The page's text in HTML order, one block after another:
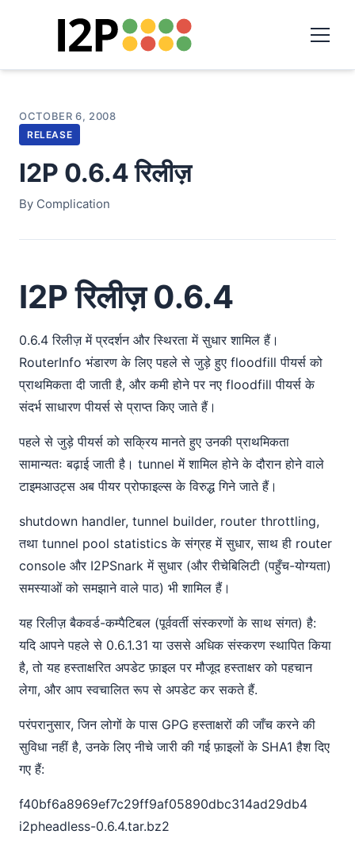
OCTOBER 6, 2008
RELEASE
I2P 0.6.4 रिलीज़
By Complication
I2P रिलीज़ 0.6.4
0.6.4 रिलीज़ में प्रदर्शन और स्थिरता में सुधार शामिल हैं।
RouterInfo भंडारण के लिए पहले से जुड़े हुए floodfill पीयर्स को
प्राथमिकता दी जाती है, और कमी होने पर नए floodfill पीयर्स के
संदर्भ साधारण पीयर्स से प्राप्त किए जाते हैं।
पहले से जुड़े पीयर्स को सक्रिय मानते हुए उनकी प्राथमिकता
सामान्यतः बढ़ाई जाती है। tunnel में शामिल होने के दौरान होने वाले
टाइमआउट्स अब पीयर प्रोफाइल्स के विरुद्ध गिने जाते हैं।
shutdown handler, tunnel builder, router throttling,
तथा tunnel pool statistics के संग्रह में सुधार, साथ ही router
console और I2PSnark में सुधार (और रीचेबिलिटी (पहुँच-योग्यता)
समस्याओं को समझाने वाले पाठ) भी शामिल हैं।
यह रिलीज़ बैकवर्ड-कम्पैटिबल (पूर्ववर्ती संस्करणों के साथ संगत) है:
यदि आपने पहले से 0.6.1.31 या उससे अधिक संस्करण स्थापित किया
है, तो यह हस्ताक्षरित अपडेट फ़ाइल पर मौजूद हस्ताक्षर को पहचान
लेगा, और आप स्वचालित रूप से अपडेट कर सकते हैं.
परंपरानुसार, जिन लोगों के पास GPG हस्ताक्षरों की जाँच करने की
सुविधा नहीं है, उनके लिए नीचे जारी की गई फ़ाइलों के SHA1 हैश दिए
गए हैं:
f40bf6a8969ef7c29ff9af05890dbc314ad29db4
i2pheadless-0.6.4.tar.bz2